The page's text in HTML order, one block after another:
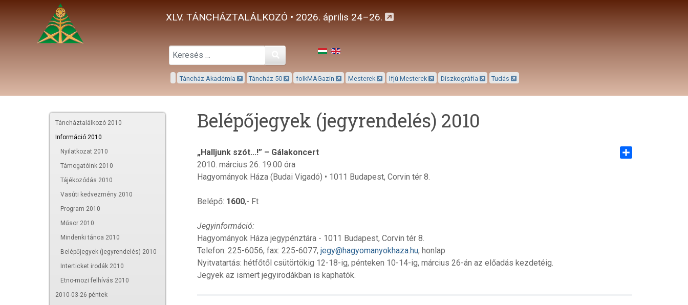
XLV. TÁNCHÁZTALÁLKOZÓ • 2026. április 24–26.
Keresés
Táncház Akadémia Táncház 50 folkMAGazin Mesterek Ifjú Mesterek Diszkográfia Tudás
Táncháztalálkozó 2010
Információ 2010
Nyilatkozat 2010
Támogatóink 2010
Tájékozódás 2010
Vasúti kedvezmény 2010
Program 2010
Műsor 2010
Mindenki tánca 2010
Belépőjegyek (jegyrendelés) 2010
Interticket irodák 2010
Etno-mozi felhívás 2010
2010-03-26 péntek
Belépőjegyek (jegyrendelés) 2010
„Halljunk szót...!” – Gálakoncert
2010. március 26. 19.00 óra
Hagyományok Háza (Budai Vigadó) • 1011 Budapest, Corvin tér 8.
Belépő: 1600,- Ft
Jegyinformáció:
Hagyományok Háza jegypénztára - 1011 Budapest, Corvin tér 8.
Telefon: 225-6056, fax: 225-6077, jegy@hagyomanyokhaza.hu, honlap
Nyitvatartás: hétfőtől csütörtökig 12-18-ig, pénteken 10-14-ig, március 26-án az előadás kezdetéig.
Jegyek az ismert jegyirodákban is kaphatók.